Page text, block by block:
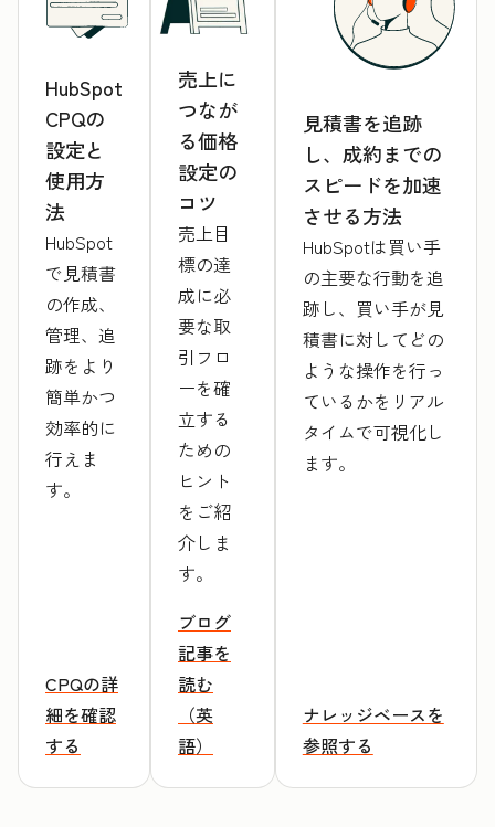
HubSpot
CPQの
設定と
使用方
法
HubSpot
で見積書
の作成、
管理、追
跡をより
簡単かつ
効率的に
行えま
す。
CPQの詳
細を確認
する
売上に
つなが
る価格
設定の
コツ
売上目
標の達
成に必
要な取
引フロ
ーを確
立する
ための
ヒント
をご紹
介しま
す。
ブログ
記事を
読む
（英
語）
見積書を追跡
し、成約までの
スピードを加速
させる方法
HubSpotは買い手
の主要な行動を追
跡し、買い手が見
積書に対してどの
ような操作を行っ
ているかをリアル
タイムで可視化し
ます。
ナレッジベースを
参照する